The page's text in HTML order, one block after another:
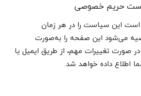
این سیاست را در هر زمان
می‌شود این صفحه را به‌صورت
صورت تغییرات مهم، از طریق ایمیل یا
اطلاع داده خواهد شد.